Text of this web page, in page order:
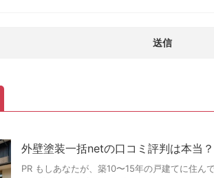
外壁塗装一括netの口コミ評判は本当
PR もしあなたが、築10〜15年の戸建てに住ん